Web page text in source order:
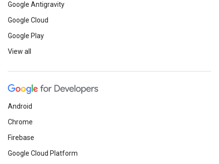
Google Antigravity
Google Cloud
Google Play
View all
Android
Chrome
Firebase
Google Cloud Platform